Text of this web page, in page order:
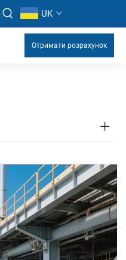
UK
Отримати розрахунок